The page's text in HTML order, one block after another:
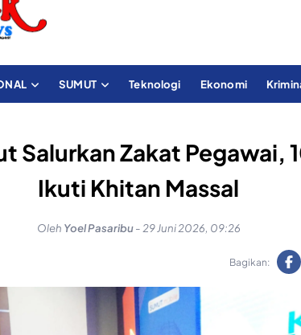
SUMUT Teknologi Ekonomi
Salurkan Zakat Pegawai,
Ikuti Khitan Massal
Oleh Yoel Pasaribu - 29 Juni 2026, 09:26
Bagikan: